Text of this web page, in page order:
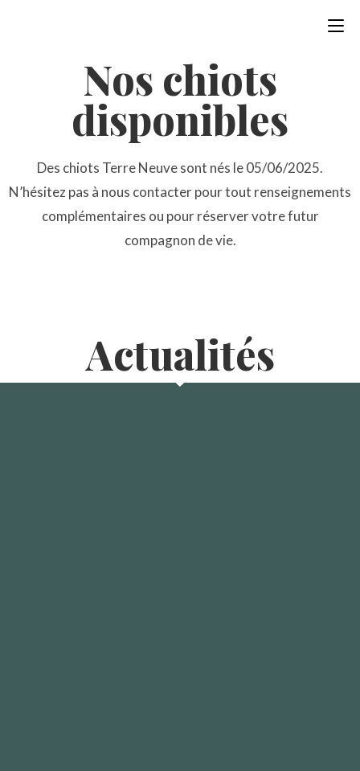
Nos chiots
disponibles
Des chiots Terre Neuve sont nés le 05/06/2025.
N’hésitez pas à nous contacter pour tout renseignements
complémentaires ou pour réserver votre futur
compagnon de vie.
Actualités